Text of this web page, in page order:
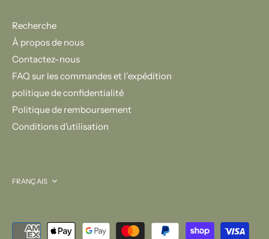
Recherche
À propos de nous
Contactez-nous
FAQ sur les commandes et l’expédition
politique de confidentialité
Politique de remboursement
Conditions d'utilisation
Langue
FRANÇAIS